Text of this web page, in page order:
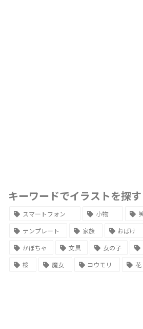
キーワードでイラストを探す
スマートフォン 小物
テンプレート
家族 おばけ
かぼちゃ
文具 女の子
桜
魔女 コウモリ 花